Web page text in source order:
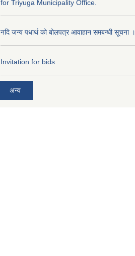
for Triyuga Municipality Office.
नदि जन्य पधार्थ को बोलपत्र आवाहान समबन्धी सूचना ।
Invitation for bids
अन्य